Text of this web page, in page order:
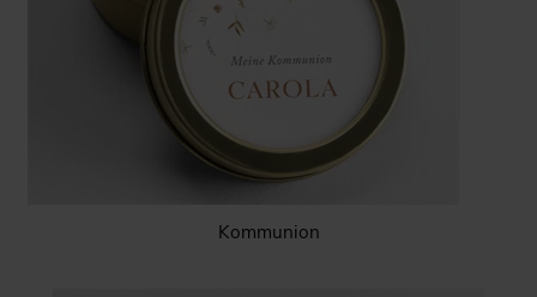
Kommunion